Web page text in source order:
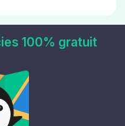
100% gratuit